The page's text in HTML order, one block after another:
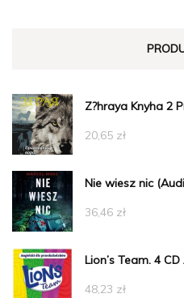
Z?hraya Knyha 2
20,65 zł
Nie wiesz nic
36,46 zł
Lion’s Team. 4
48,23 zł